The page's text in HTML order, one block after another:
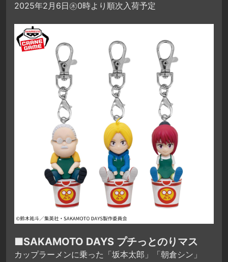
2025年2月6日㊍0時より順次入荷予定
■SAKAMOTO DAYS プチっとのりマス
カップラーメンに乗った「坂本太郎」「朝倉シン」